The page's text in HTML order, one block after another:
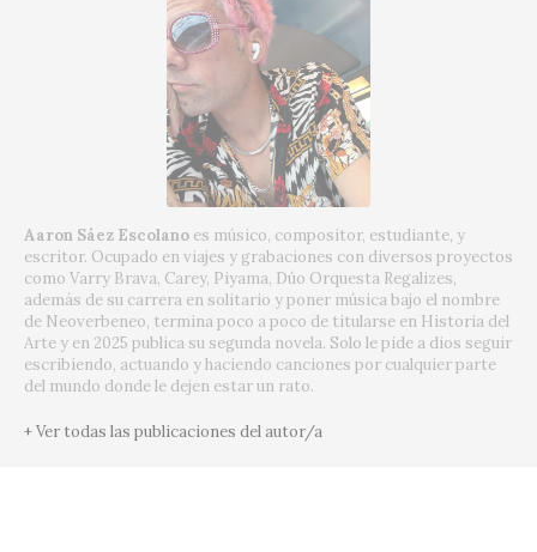
Aaron Sáez Escolano es músico, compositor, estudiante, y
escritor. Ocupado en viajes y grabaciones con diversos proyectos
como Varry Brava, Carey, Piyama, Dúo Orquesta Regalizes,
además de su carrera en solitario y poner música bajo el nombre
de Neoverbeneo, termina poco a poco de titularse en Historia del
Arte y en 2025 publica su segunda novela. Solo le pide a dios seguir
escribiendo, actuando y haciendo canciones por cualquier parte
del mundo donde le dejen estar un rato.
+ Ver todas las publicaciones del autor/a